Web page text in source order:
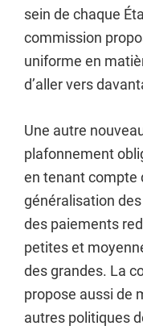
sein de chaque
commission
uniforme en
d’aller vers
Une autre
plafonnement
en tenant compte
généralisation
des paiements
petites et
des grandes. La
propose aussi de
autres politiques